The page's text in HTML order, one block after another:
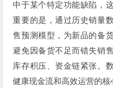
中于某个特定功能缺陷，
重要的是，通过历史销量
售预测模型，为新品的备
避免因备货不足而错失销
库存积压、资金链紧张。
健康现金流和高效运营的核